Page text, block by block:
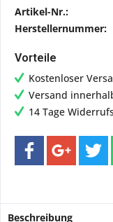
Artikel-Nr.:
Herstellernummer:
Vorteile
Kostenloser
Versand
14 Tage
Beschreibung